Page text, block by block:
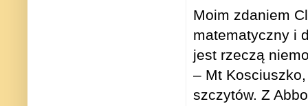
Moim zdaniem
matematyczny i
jest rzeczą
– Mt
szczytów. Z